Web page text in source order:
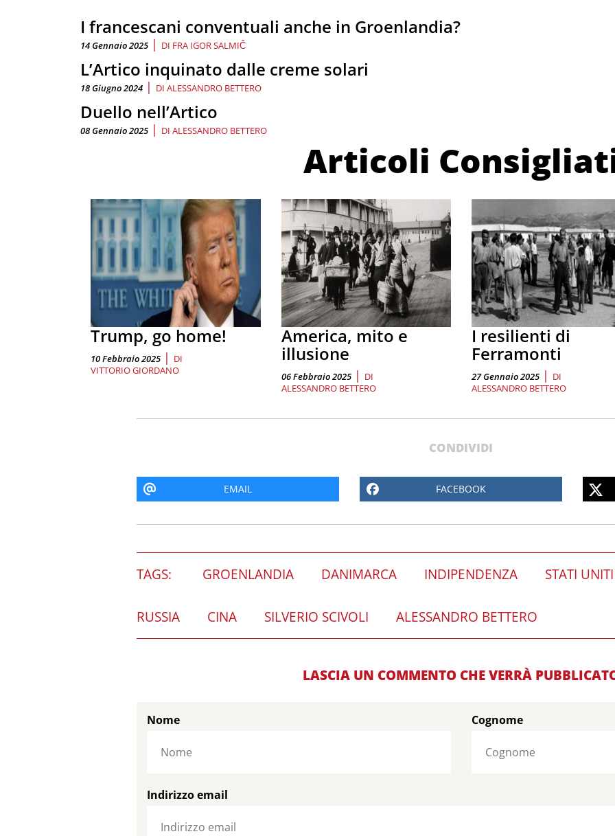
I francescani conventuali anche in Groenlandia?
14 Gennaio 2025 | DI FRA IGOR SALMIČ
L’Artico inquinato dalle creme solari
18 Giugno 2024 | DI ALESSANDRO BETTERO
Duello nell’Artico
08 Gennaio 2025 | DI ALESSANDRO BETTERO
Articoli
Trump, go home!
10 Febbraio 2025 | DI
VITTORIO GIORDANO
America, mito e
illusione
06 Febbraio 2025 | DI
ALESSANDRO BETTERO
I resilienti di
Ferramonti
27 Gennaio 2025 | DI
ALESSANDRO BETTERO
CONDIVIDI
EMAIL FACEBOOK
TAGS: GROENLANDIA DANIMARCA INDIPENDENZA STATI UNITI
RUSSIA CINA SILVERIO SCIVOLI ALESSANDRO BETTERO
LASCIA UN COMMENTO CHE VERRÀ
Nome Cognome
Indirizzo email